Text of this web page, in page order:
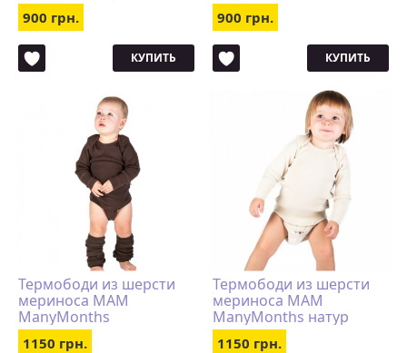
900 грн.
КУПИТЬ
900 грн.
КУПИТЬ
Термободи из шерсти
мериноса MAM
ManyMonths
коричневое
1150 грн.
Термободи из шерсти
мериноса MAM
ManyMonths натур
1150 грн.